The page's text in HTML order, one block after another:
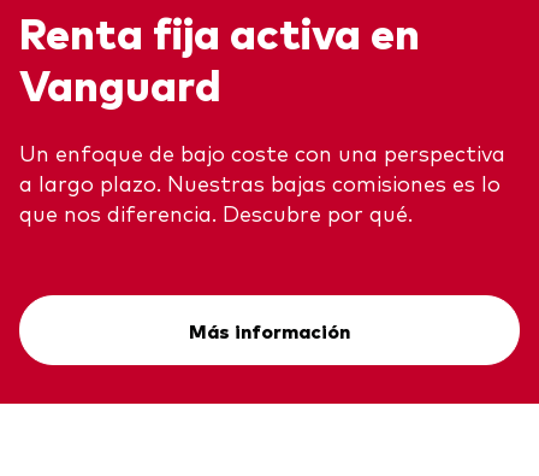
Renta fija activa en
Vanguard
Un enfoque de bajo coste con una perspectiva
a largo plazo. Nuestras bajas comisiones es lo
que nos diferencia. Descubre por qué.
Más información